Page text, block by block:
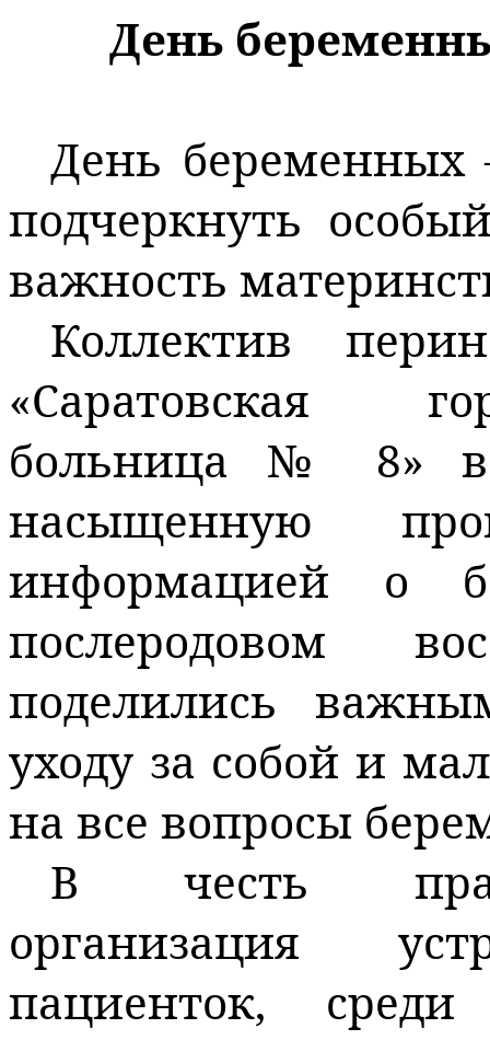
День
День беременных
подчеркнуть
важность
Коллектив
«Саратовская
больница № 8» в
насыщенную
информацией о
послеродовом
поделились
уходу за собой и
на все вопросы
В честь
организация
пациенток, среди